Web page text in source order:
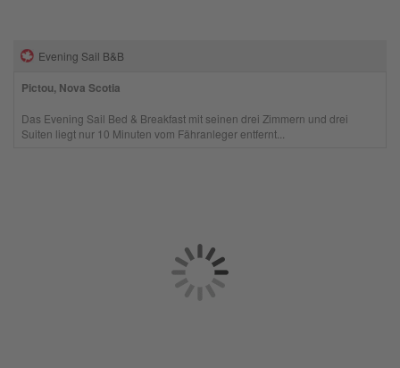
Evening Sail B&B
Pictou, Nova Scotia
Das Evening Sail Bed & Breakfast mit seinen drei Zimmern und drei
Suiten liegt nur 10 Minuten vom Fähranleger entfernt...